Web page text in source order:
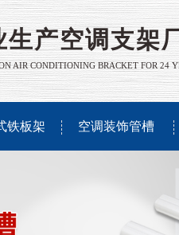
铁板架 空调装饰管槽
生产空调支架
AIR CONDITIONING BRACKET FOR ​​​​​​24